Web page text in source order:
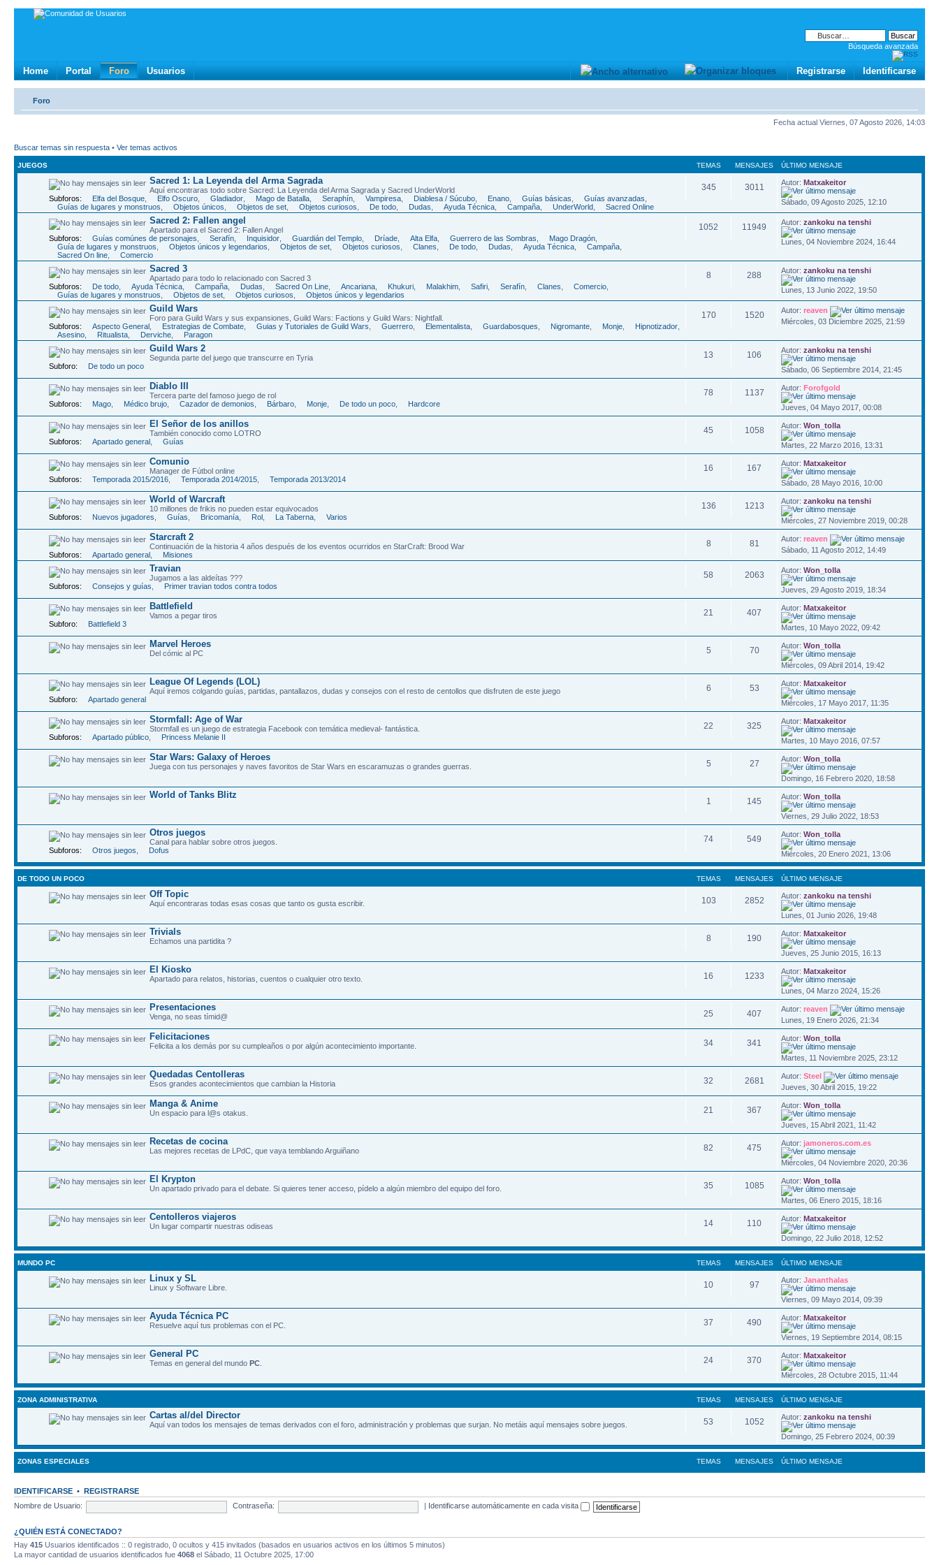
Búsqueda avanzada
Home Portal Foro Usuarios Identificarse
Registrarse
Foro
Fecha actual Viernes, 07 Agosto 2026, 14:03
Buscar temas sin respuesta • Ver temas activos
JUEGOS TEMAS MENSAJES ÚLTIMO MENSAJE
Sacred 1: La Leyenda del Arma Sagrada
Aquí­ encontraras todo sobre Sacred: La Leyenda del Arma Sagrada y Sacred UnderWorld
Subforos:
Elfa del Bosque Elfo Oscuro Gladiador Mago de Batalla Seraphí­n Vampiresa Diablesa / Súcubo Enano Guí­as básicas Guí­as avanzadas
Guí­as de lugares y monstruos
Objetos únicos Objetos de set Objetos curiosos De todo Dudas Ayuda Técnica Campaña UnderWorld Sacred Online
345 3011 Autor:Matxakeitor
Sábado, 09 Agosto 2025, 12:10
Sacred 2: Fallen angel
Apartado para el Sacred 2: Fallen Angel
Subforos:
Guías comúnes de personajes Serafín Inquisidor Guardián del Templo Dríade Alta Elfa Guerrero de las Sombras Mago Dragón
Guía de lugares y monstruos
Objetos únicos y legendarios Objetos de set Objetos curiosos Clanes De todo Dudas Ayuda Técnica Campaña
Sacred On line
Comercio
1052 11949 Autor:zankoku na tenshi
Lunes, 04 Noviembre 2024, 16:44
Sacred 3
Apartado para todo lo relacionado con Sacred 3
Subforos:
De todo Ayuda Técnica Campaña Dudas Sacred On Line Ancariana Khukuri Malakhim Safiri Serafín Clanes Comercio
Guías de lugares y monstruos
Objetos de set Objetos curiosos Objetos únicos y legendarios
8 288 Autor:zankoku na tenshi
Lunes, 13 Junio 2022, 19:50
Guild Wars
Foro para Guild Wars y sus expansiones, Guild Wars: Factions y Guild Wars: Nightfall.
Subforos:
Aspecto General Estrategias de Combate Guias y Tutoriales de Guild Wars Guerrero Elementalista Guardabosques Nigromante Monje Hipnotizador
Asesino
Ritualista Derviche Paragon
170 1520 Autor:reaven
Miércoles, 03 Diciembre 2025, 21:59
Guild Wars 2
Segunda parte del juego que transcurre en Tyria
Subforo:
De todo un poco
13 106 Autor:zankoku na tenshi
Sábado, 06 Septiembre 2014, 21:45
Diablo III
Tercera parte del famoso juego de rol
Subforos:
Mago Médico brujo Cazador de demonios Bárbaro Monje De todo un poco Hardcore
78 1137 Autor:Forofgold
Jueves, 04 Mayo 2017, 00:08
El Señor de los anillos
También conocido como LOTRO
Subforos:
Apartado general Guías
45 1058 Autor:Won_tolla
Martes, 22 Marzo 2016, 13:31
Comunio
Manager de Fútbol online
Subforos:
Temporada 2015/2016 Temporada 2014/2015 Temporada 2013/2014
16 167 Autor:Matxakeitor
Sábado, 28 Mayo 2016, 10:00
World of Warcraft
10 millones de frikis no pueden estar equivocados
Subforos:
Nuevos jugadores Guías Bricomanía Rol La Taberna Varios
136 1213 Autor:zankoku na tenshi
Miércoles, 27 Noviembre 2019, 00:28
Starcraft 2
Continuación de la historia 4 años después de los eventos ocurridos en StarCraft: Brood War
Subforos:
Apartado general Misiones
8 81 Autor:reaven
Sábado, 11 Agosto 2012, 14:49
Travian
Jugamos a las aldeítas ???
Subforos:
Consejos y guías Primer travian todos contra todos
58 2063 Autor:Won_tolla
Jueves, 29 Agosto 2019, 18:34
Battlefield
Vamos a pegar tiros
Subforo:
Battlefield 3
21 407 Autor:Matxakeitor
Martes, 10 Mayo 2022, 09:42
Marvel Heroes
Del cómic al PC 5 70 Autor:Won_tolla
Miércoles, 09 Abril 2014, 19:42
League Of Legends (LOL)
Aquí iremos colgando guías, partidas, pantallazos, dudas y consejos con el resto de centollos que disfruten de este juego
Subforo:
Apartado general
6 53 Autor:Matxakeitor
Miércoles, 17 Mayo 2017, 11:35
Stormfall: Age of War
Stormfall es un juego de estrategia Facebook con temática medieval- fantástica.
Subforos:
Apartado público Princess Melanie II
22 325 Autor:Matxakeitor
Martes, 10 Mayo 2016, 07:57
Star Wars: Galaxy of Heroes
Juega con tus personajes y naves favoritos de Star Wars en escaramuzas o grandes guerras. 5 27 Autor:Won_tolla
Domingo, 16 Febrero 2020, 18:58
World of Tanks Blitz
1 145 Autor:Won_tolla
Viernes, 29 Julio 2022, 18:53
Otros juegos
Canal para hablar sobre otros juegos.
Subforos:
Otros juegos Dofus
74 549 Autor:Won_tolla
Miércoles, 20 Enero 2021, 13:06
DE TODO UN POCO TEMAS MENSAJES ÚLTIMO MENSAJE
Off Topic
Aquí encontraras todas esas cosas que tanto os gusta escribir. 103 2852 Autor:zankoku na tenshi
Lunes, 01 Junio 2026, 19:48
Trivials
Echamos una partidita ? 8 190 Autor:Matxakeitor
Jueves, 25 Junio 2015, 16:13
El Kiosko
Apartado para relatos, historias, cuentos o cualquier otro texto. 16 1233 Autor:Matxakeitor
Lunes, 04 Marzo 2024, 15:26
Presentaciones
Venga, no seas tímid@ 25 407 Autor:reaven
Lunes, 19 Enero 2026, 21:34
Felicitaciones
Felicita a los demás por su cumpleaños o por algún acontecimiento importante. 34 341 Autor:Won_tolla
Martes, 11 Noviembre 2025, 23:12
Quedadas Centolleras
Esos grandes acontecimientos que cambian la Historia 32 2681 Autor:Steel
Jueves, 30 Abril 2015, 19:22
Manga & Anime
Un espacio para l@s otakus. 21 367 Autor:Won_tolla
Jueves, 15 Abril 2021, 11:42
Recetas de cocina
Las mejores recetas de LPdC, que vaya temblando Arguiñano 82 475 Autor:jamoneros.com.es
Miércoles, 04 Noviembre 2020, 20:36
El Krypton
Un apartado privado para el debate. Si quieres tener acceso, pídelo a algún miembro del equipo del foro. 35 1085 Autor:Won_tolla
Martes, 06 Enero 2015, 18:16
Centolleros viajeros
Un lugar compartir nuestras odiseas 14 110 Autor:Matxakeitor
Domingo, 22 Julio 2018, 12:52
MUNDO PC TEMAS MENSAJES ÚLTIMO MENSAJE
Linux y SL
Linux y Software Libre. 10 97 Autor:Jananthalas
Viernes, 09 Mayo 2014, 09:39
Ayuda Técnica PC
Resuelve aquí­ tus problemas con el PC. 37 490 Autor:Matxakeitor
Viernes, 19 Septiembre 2014, 08:15
General PC
Temas en general del mundo PC 24 370 Autor:Matxakeitor
Miércoles, 28 Octubre 2015, 11:44
ZONA ADMINISTRATIVA TEMAS MENSAJES ÚLTIMO MENSAJE
Cartas al/del Director
Aquí van todos los mensajes de temas derivados con el foro, administración y problemas que surjan. No metáis aquí mensajes sobre juegos. 53 1052 Autor:zankoku na tenshi
Domingo, 25 Febrero 2024, 00:39
ZONAS ESPECIALES TEMAS MENSAJES ÚLTIMO MENSAJE
IDENTIFICARSE • REGISTRARSE
Nombre de Usuario:
Contraseña: Identificarse automáticamente en cada visita
¿QUIÉN ESTÁ CONECTADO?
Hay 415 Usuarios identificados :: 0 registrado, 0 ocultos y 415 invitados (basados en usuarios activos en los últimos 5 minutos)
La mayor cantidad de usuarios identificados fue 4068 el Sábado, 11 Octubre 2025, 17:00